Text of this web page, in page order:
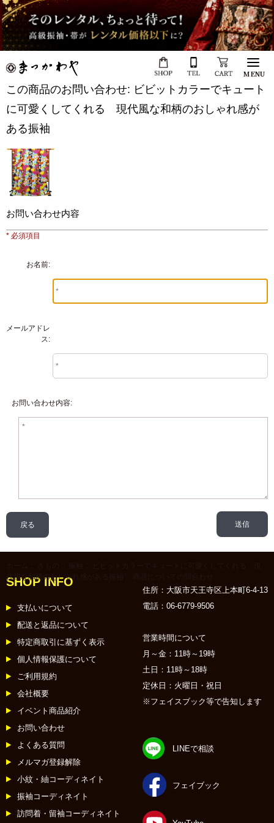
MENU
この商品のお問い合わせ: ビビットカラーでキュート
に可愛くしてくれる 現代風な和柄のおしゃれ感が
ある振袖
お問い合わせ内容
* 必須項目
お名前:
メールアドレ
ス:
お問い合わせ内容:
戻る
代風な和柄のおしゃれ感がある振袖
SHOP INFO
支払いについて
配送と返品について
特定商取引に基ずく表示
個人情報保護について
ご利用規約
会社概要
イベント商品紹介
お問い合わせ
よくある質問
メルマガ登録解除
小紋・紬コーディネイト
振袖コーディネイト
訪問着・留袖コーディネイト
住所：大阪市天王寺区上本町6-4-13
電話：06-6779-9506
営業時間について
月～金：11時～19時
土日：11時～18時
定休日：火曜日・祝日
※フェイスブック等で告知します
LINEで相談
フェイブック